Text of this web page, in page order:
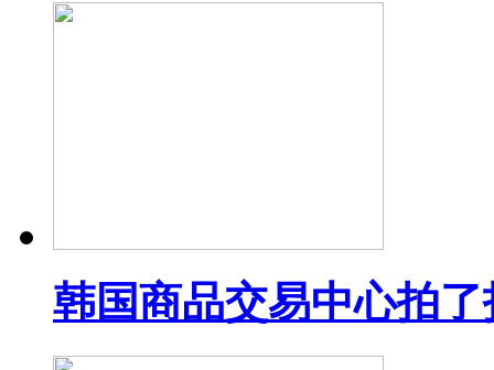
韩国商品交易中心拍